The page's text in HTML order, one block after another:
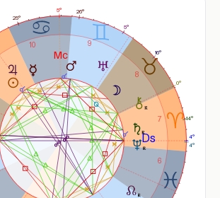
6
7
8
9
10
16°
25°
26°
14°
5°
4°
0°
5°
4°